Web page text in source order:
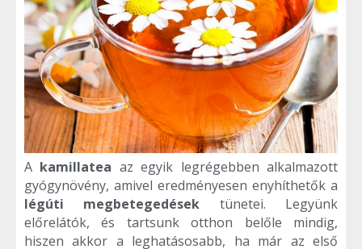
A kamillatea az egyik legrégebben alkalmazott
gyógynövény, amivel eredményesen enyhíthetők a
légúti megbetegedések tünetei. Legyünk
előrelátók, és tartsunk otthon belőle mindig,
hiszen akkor a leghatásosabb, ha már az első